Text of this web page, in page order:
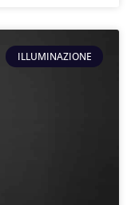
ILLUMINAZIONE